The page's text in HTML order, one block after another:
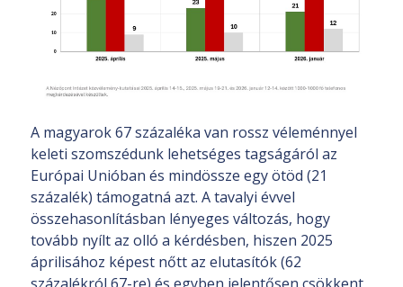
A magyarok 67 százaléka van rossz véleménnyel
keleti szomszédunk lehetséges tagságáról az
Európai Unióban és mindössze egy ötöd (21
százalék) támogatná azt. A tavalyi évvel
összehasonlításban lényeges változás, hogy
tovább nyílt az olló a kérdésben, hiszen 2025
áprilisához képest nőtt az elutasítók (62